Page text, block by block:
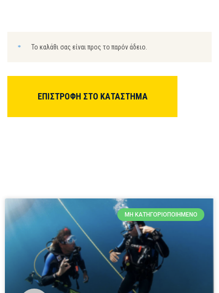
Το καλάθι σας είναι προς το παρόν άδειο.
ΕΠΙΣΤΡΟΦΉ ΣΤΟ ΚΑΤΆΣΤΗΜΑ
ΜΗ ΚΑΤΗΓΟΡΙΟΠΟΙΗΜΈΝΟ